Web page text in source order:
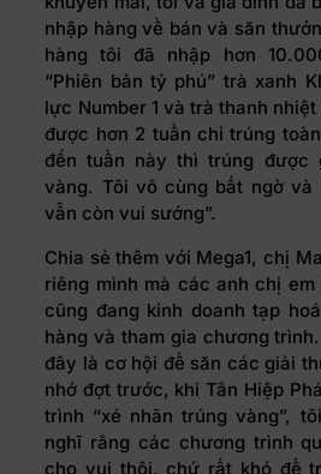
nhập hàng về bán và săn
hàng tôi đã nhập hơn
“Phiên bản tỷ phú” trà xanh
lực Number 1 và trà thanh
được hơn 2 tuần chỉ trúng
đến tuần này thì trúng được
vàng. Tôi vô cùng bất ngờ và
vẫn còn vui sướng”.
Chia sẻ thêm với Mega1, chị
riêng mình mà các anh chị
cũng đang kinh doanh tạp
hàng và tham gia chương
đây là cơ hội để săn các giải
nhớ đợt trước, khi Tân Hiệp
trình “xé nhãn trúng vàng”,
nghĩ rằng các chương trình
cho vui thôi, chứ rất khó để